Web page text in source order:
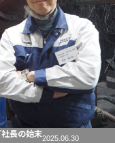
長の始末2025.06.30